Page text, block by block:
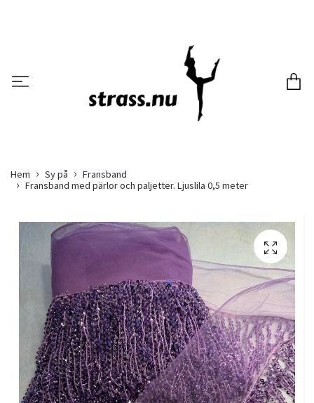
Hem Sy på
Fransband
Fransband med pärlor och paljetter. Ljuslila 0,5 meter